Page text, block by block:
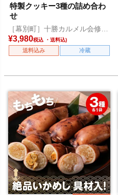
特製クッキー3種の詰め合わ
せ
［幕別町］十勝カルメル会修道
院
¥3,980税込
送料込み 冷蔵